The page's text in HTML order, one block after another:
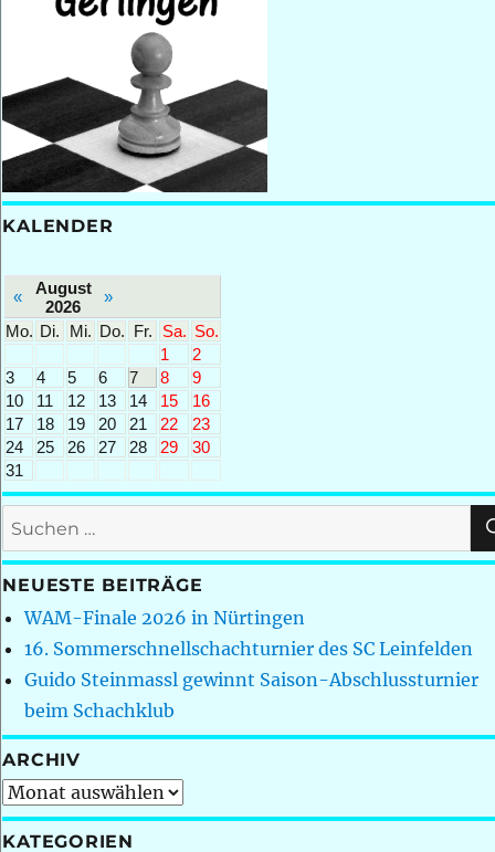
KALENDER
«
August
2026
»
Mo. Di. Mi. Do. Fr. Sa. So.
1
2
3
4 5 6 7 8
9
10
11 12 13 14 15
16
17
18 19 20 21 22
23
24
25 26 27 28 29
30
31
Suchen
nach:
NEUESTE BEITRÄGE
WAM-Finale 2026 in Nürtingen
16. Sommerschnellschachturnier des SC Leinfelden
Guido Steinmassl gewinnt Saison-Abschlussturnier
beim Schachklub
ARCHIV
Archiv
KATEGORIEN